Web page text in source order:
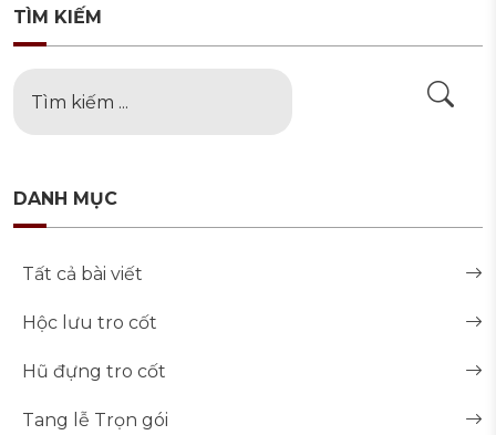
TÌM KIẾM
DANH MỤC
Tất cả bài viết
Hộc lưu tro cốt
Hũ đựng tro cốt
Tang lễ Trọn gói